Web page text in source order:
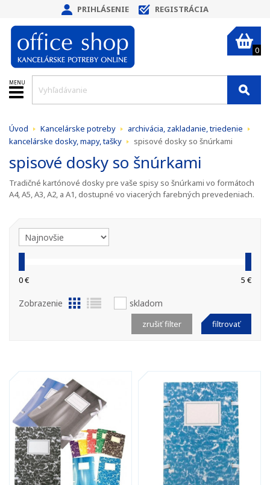
PRIHLÁSENIE REGISTRÁCIA
0
MENU
Úvod Kancelárske potreby
archivácia, zakladanie, triedenie
kancelárske dosky, mapy, tašky
spisové dosky so šnúrkami
spisové dosky so šnúrkami
Tradičné kartónové dosky pre vaše spisy so šnúrkami vo formátoch
A4, A5, A3, A2, a A1, dostupné vo viacerých farebných prevedeniach.
0 € 5 €
Zobrazenie skladom
filtrovať
zrušiť filter